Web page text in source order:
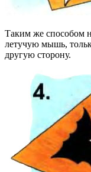
Таким же способом
летучую мышь,
другую сторону.